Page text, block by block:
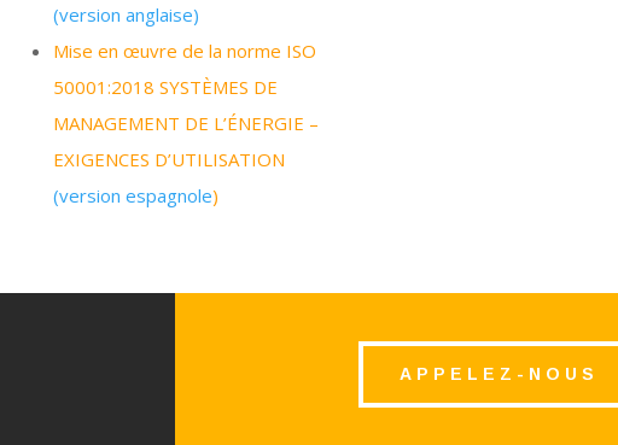
(version anglaise)
Mise en œuvre de la norme ISO
50001:2018 SYSTÈMES DE
MANAGEMENT DE L’ÉNERGIE –
EXIGENCES D’UTILISATION
(version espagnole)
APPELEZ-NOUS